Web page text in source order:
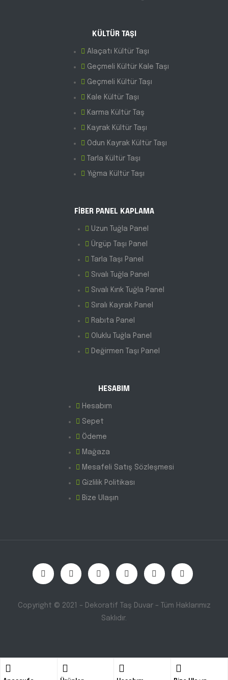
KÜLTÜR TAŞI
Alaçatı Kültür Taşı
Geçmeli Kültür Kale Taşı
Geçmeli Kültür Taşı
Kale Kültür Taşı
Karma Kültür Taş
Kayrak Kültür Taşı
Odun Kayrak Kültür Taşı
Tarla Kültür Taşı
Yığma Kültür Taşı
FİBER PANEL KAPLAMA
Uzun Tuğla Panel
Ürgüp Taşı Panel
Tarla Taşı Panel
Sıvalı Tuğla Panel
Sıvalı Kırık Tuğla Panel
Sıralı Kayrak Panel
Rabıta Panel
Oluklu Tuğla Panel
Değirmen Taşı Panel
HESABIM
Hesabım
Sepet
Ödeme
Mağaza
Mesafeli Satış Sözleşmesi
Gizlilik Politikası
Bize Ulaşın
Copyright © 2021 – Dekoratif Taş Duvar – Tüm Haklarımız
Saklıdır.